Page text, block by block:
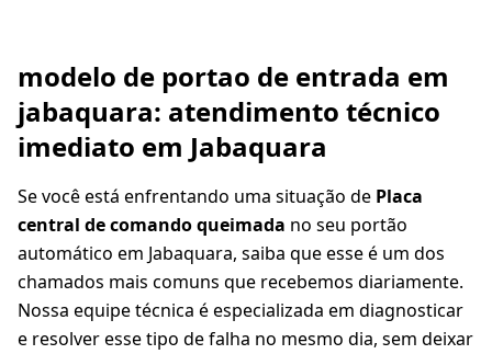
modelo de portao de entrada em
jabaquara: atendimento técnico
imediato em Jabaquara
Se você está enfrentando uma situação de Placa
central de comando queimada no seu portão
automático em Jabaquara, saiba que esse é um dos
chamados mais comuns que recebemos diariamente.
Nossa equipe técnica é especializada em diagnosticar
e resolver esse tipo de falha no mesmo dia, sem deixar